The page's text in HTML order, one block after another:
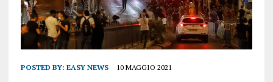
POSTED BY: EASY NEWS 10 MAGGIO 2021